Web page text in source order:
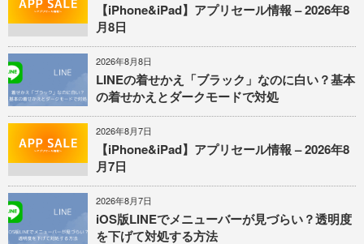
【iPhone&iPad】アプリセール情報 – 2026年8
月8日
2026年8月8日
LINEの着せかえ「ブラック」なのに白い？基本
の着せかえとダークモードで対処
2026年8月7日
【iPhone&iPad】アプリセール情報 – 2026年8
月7日
2026年8月7日
iOS版LINEでメニューバーが見づらい？透明度
を下げて対処する方法